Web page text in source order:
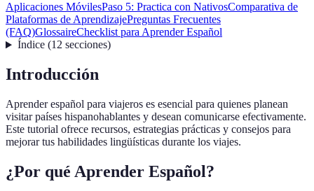
Aplicaciones MóvilesPaso 5: Practica con NativosComparativa de
Plataformas de AprendizajePreguntas Frecuentes
(FAQ)GlossaireChecklist para Aprender Español
Índice(12 secciones)
Introducción
Aprender español para viajeros es esencial para quienes planean
visitar países hispanohablantes y desean comunicarse efectivamente.
Este tutorial ofrece recursos, estrategias prácticas y consejos para
mejorar tus habilidades lingüísticas durante los viajes.
¿Por qué Aprender Español?